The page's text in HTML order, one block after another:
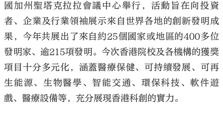
國加州聖塔克拉拉會議中心舉行，活動旨在向投資
者、企業及行業領袖展示來自世界各地的創新發明成
果，今年共展出了來自約25個國家或地區的400多位
發明家、逾215項發明。今次香港院校及各機構的獲獎
項目十分多元化，涵蓋醫療保健、可持續發展、可再
生能源、生物醫學、智能交通、環保科技、軟件遊
戲、醫療設備等，充分展現香港科創的實力。